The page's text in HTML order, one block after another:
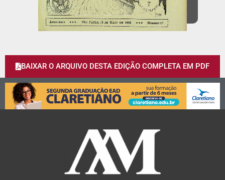
BAIXAR O ARQUIVO DESTA EDIÇÃO COMPLETA EM PDF